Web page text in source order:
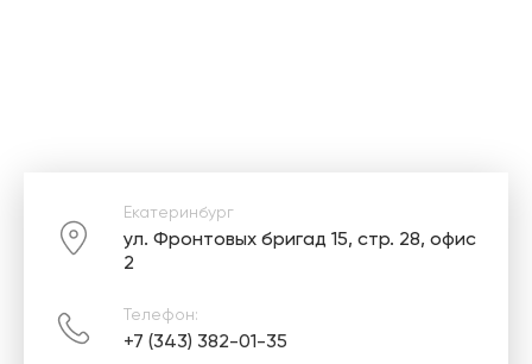
Екатеринбург
ул. Фронтовых бригад 15, стр. 28, офис
2
Телефон:
+7 (343) 382-01-35